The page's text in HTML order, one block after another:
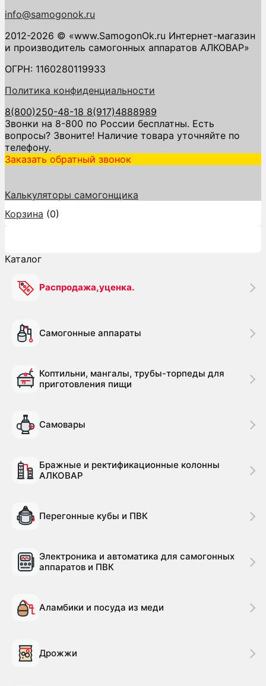
info@samogonok.ru
2012-2026 © «www.SamogonOk.ru Интернет-магазин
и производитель самогонных аппаратов АЛКОВАР»
ОГРН: 1160280119933
Политика конфиденциальности
8(800)250-48-18 8(917)4888989
Звонки на 8-800 по России бесплатны. Есть
вопросы? Звоните! Наличие товара уточняйте по
телефону.
Заказать обратный звонок
Калькуляторы самогонщика
Корзина (0)
Каталог
Распродажа,уценка.
Самогонные аппараты
Коптильни, мангалы, трубы-торпеды для
приготовления пищи
Самовары
Бражные и ректификационные колонны
АЛКОВАР
Перегонные кубы и ПВК
Электроника и автоматика для самогонных
аппаратов и ПВК
Аламбики и посуда из меди
Дрожжи